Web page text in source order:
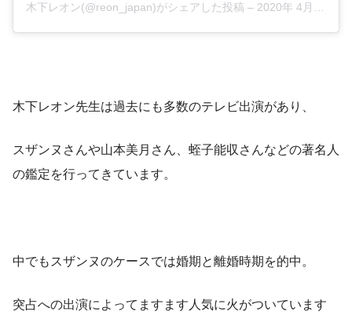
木下レオン(@reon_japan)がシェアした投稿 – 2020年 4月月6日午後8時10分PDT
木下レオン先生は過去にも多数のテレビ出演があり、
スザンヌさんや山本美月さん、蛭子能収さんなどの著名人
の鑑定を行ってきています。
中でもスザンヌのケースでは婚期と離婚時期を的中。
突占への出演によってますます人気に火がついています